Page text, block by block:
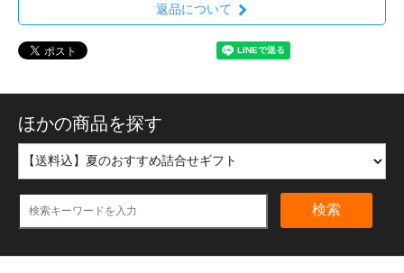
返品について
ほかの商品を探す
検索